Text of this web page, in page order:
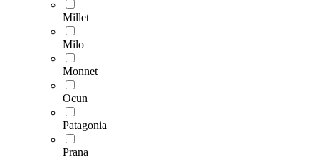
Millet
Milo
Monnet
Ocun
Patagonia
Prana